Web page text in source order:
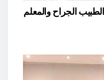
الجراح والمعلم